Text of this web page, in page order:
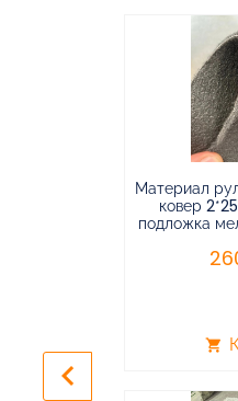
Материал
ковер
подложка
shopping_cart
keyboard_arrow_left